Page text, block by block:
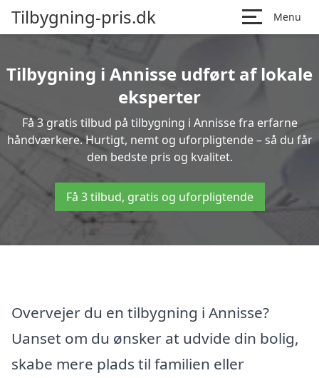
Tilbygning-pris.dk Menu
Tilbygning i Annisse udført af lokale
eksperter
Få 3 gratis tilbud på tilbygning i Annisse fra erfarne
håndværkere. Hurtigt, nemt og uforpligtende – så du får
den bedste pris og kvalitet.
Få 3 tilbud, gratis og uforpligtende
Overvejer du en tilbygning i Annisse?
Uanset om du ønsker at udvide din bolig,
skabe mere plads til familien eller